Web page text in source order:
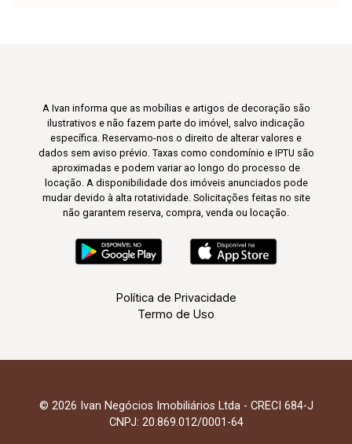
A Ivan informa que as mobílias e artigos de decoração são
ilustrativos e não fazem parte do imóvel, salvo indicação
específica. Reservamo-nos o direito de alterar valores e
dados sem aviso prévio. Taxas como condomínio e IPTU são
aproximadas e podem variar ao longo do processo de
locação. A disponibilidade dos imóveis anunciados pode
mudar devido à alta rotatividade. Solicitações feitas no site
não garantem reserva, compra, venda ou locação.
Política de Privacidade
Termo de Uso
© 2026 Ivan Negócios Imobiliários Ltda - CRECI 684-J
CNPJ: 20.869.012/0001-64